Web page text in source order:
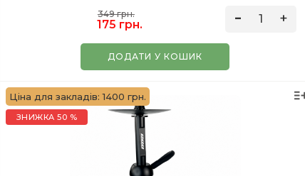
349 грн.
175 грн.
ДОДАТИ У КОШИК
Ціна для закладів: 1400 грн.
ЗНИЖКА 50 %